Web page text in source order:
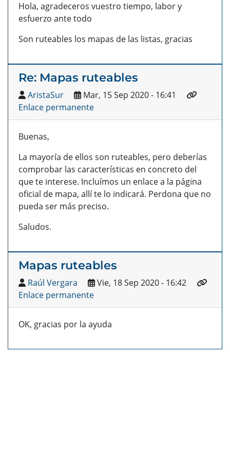
Hola, agradeceros vuestro tiempo, labor y
esfuerzo ante todo
Son ruteables los mapas de las listas, gracias
Re: Mapas ruteables
AristaSur
Mar, 15 Sep 2020 - 16:41
Enlace permanente
Buenas,
La mayoría de ellos son ruteables, pero deberías
comprobar las características en concreto del
que te interese. Incluímos un enlace a la página
oficial de mapa, allí te lo indicará. Perdona que no
pueda ser más preciso.
Saludos.
Mapas ruteables
Raúl Vergara
Vie, 18 Sep 2020 - 16:42
Enlace permanente
OK, gracias por la ayuda